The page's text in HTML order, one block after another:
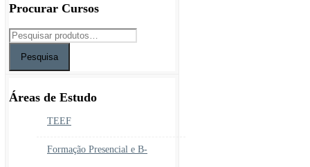
Procurar Cursos
Pesquisa
Áreas de Estudo
TEEF
Formação Presencial e B-